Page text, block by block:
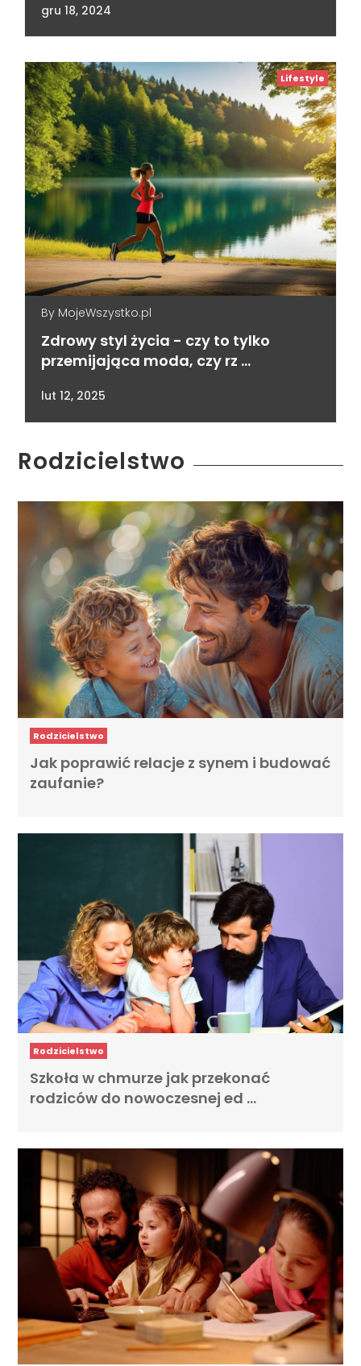
gru 18, 2024
Lifestyle
By MojeWszystko.pl
Zdrowy styl życia - czy to tylko
przemijająca moda, czy rz …
lut 12, 2025
Rodzicielstwo
Rodzicielstwo
Jak poprawić relacje z synem i budować
zaufanie?
Rodzicielstwo
Szkoła w chmurze jak przekonać
rodziców do nowoczesnej ed …